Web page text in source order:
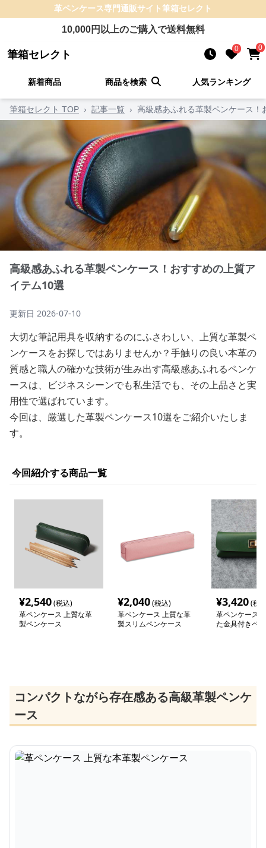
革ペンケース専門通販サイト筆箱セレクト
10,000円以上のご購入で送料無料
筆箱セレクト 0 0
新着商品 商品を検索 人気ランキング
筆箱セレクト TOP › 記事一覧 › 高級感あふれる革製ペンケース
高級感あふれる革製ペンケース！おすすめの上質ア
イテム10選
更新日 2026-07-10
大切な筆記用具を収納するのにふさわしい、上質な革製ペ
ンケースをお探しではありませんか？手触りの良い本革の
質感と職人の確かな技術が生み出す高級感あふれるペンケ
ースは、ビジネスシーンでも私生活でも、その上品さと実
用性で選ばれています。
今回は、厳選した革製ペンケース10選をご紹介いたしま
す。
今回紹介する商品一覧
¥2,540(税込)
革ペンケース 上質な革
製ペンケース
¥2,040(税込)
革ペンケース 上質な革
製スリムペンケース
¥3,420(税
革ペンケース
た金具付きペ
コンパクトながら存在感ある高級革製ペンケ
ース